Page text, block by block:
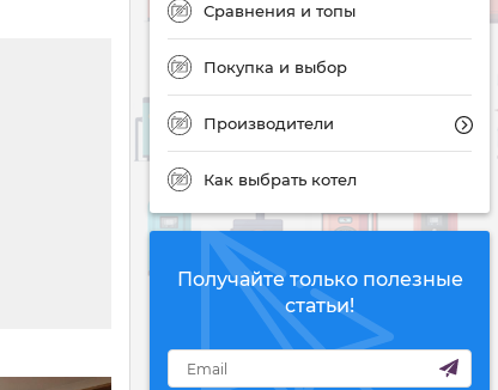
Сравнения и топы
Покупка и выбор
Производители
Как выбрать котел
Получайте только полезные
статьи!